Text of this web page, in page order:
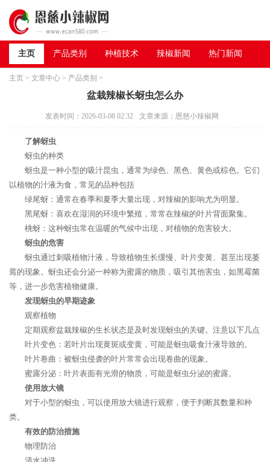
主页 产品类别 种植技术 辣椒新闻 热门新闻
主页 > 文章中心 > 产品类别 >
盆栽辣椒长蚜虫怎么办
发表时间：2026-03-08 02:32 文章来源：恩慈小辣椒网
了解蚜虫
蚜虫的种类
蚜虫是一种小型的吸汁昆虫，通常为绿色、黑色、黄色或棕色。它们
以植物的汁液为食，常见的品种包括
绿尾蚜：通常在春季和夏季大量出现，对辣椒的影响尤为明显。
黑尾蚜：喜欢在湿润的环境中繁殖，常常在辣椒的叶片背面聚集。
桃蚜：这种蚜虫常在温暖的气候中出现，对植物的危害较大。
蚜虫的危害
蚜虫通过刺吸植物汁液，导致植物生长缓慢、叶片变黄、甚至出现萎
蔫的现象。蚜虫还会分泌一种称为蜜露的物质，吸引其他害虫，如黑霉菌
等，进一步危害植物健康。
发现蚜虫的早期迹象
观察植物
定期观察盆栽辣椒的生长状态是及时发现蚜虫的关键。注意以下几点
叶片变色：若叶片出现黄斑或变黄，可能是蚜虫吸食汁液导致的。
叶片卷曲：被蚜虫侵袭的叶片常常会出现卷曲的现象。
蜜露分泌：叶片表面有光滑的物质，可能是蚜虫分泌的蜜露。
使用放大镜
对于小型的蚜虫，可以使用放大镜进行观察，便于判断其数量和种
类。
有效的防治措施
物理防治